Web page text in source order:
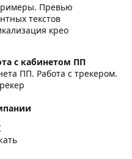
Превью
текстов
крео
с кабинетом ПП
ПП. Работа с трекером.